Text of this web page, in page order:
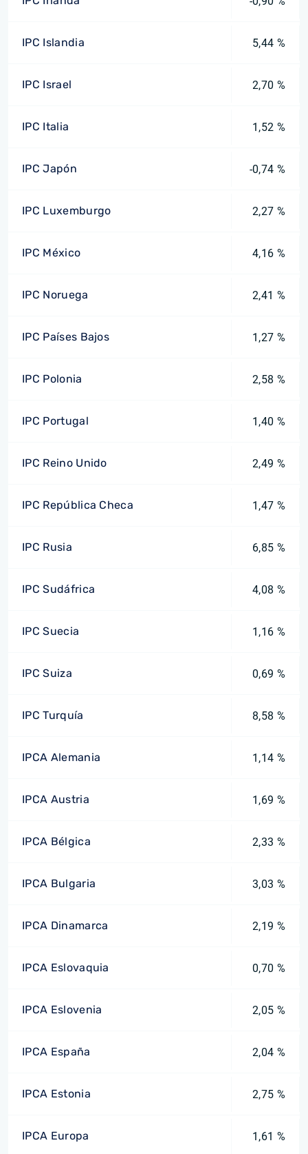
IPC Islandia 5,44 %
IPC Israel 2,70 %
IPC Italia 1,52 %
IPC Japón -0,74 %
IPC Luxemburgo 2,27 %
IPC México 4,16 %
IPC Noruega 2,41 %
IPC Países Bajos 1,27 %
IPC Polonia 2,58 %
IPC Portugal 1,40 %
IPC Reino Unido 2,49 %
IPC República Checa 1,47 %
IPC Rusia 6,85 %
IPC Sudáfrica 4,08 %
IPC Suecia 1,16 %
IPC Suiza 0,69 %
IPC Turquía 8,58 %
IPCA Alemania 1,14 %
IPCA Austria 1,69 %
IPCA Bélgica 2,33 %
IPCA Bulgaria 3,03 %
IPCA Dinamarca 2,19 %
IPCA Eslovaquia 0,70 %
IPCA Eslovenia 2,05 %
IPCA España 2,04 %
IPCA Estonia 2,75 %
IPCA Europa 1,61 %